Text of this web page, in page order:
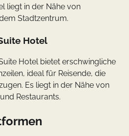
liegt in der Nähe von
Stadtzentrum.
Hotel
Hotel bietet erschwingliche
ideal für Reisende, die
Es liegt in der Nähe von
Restaurants.